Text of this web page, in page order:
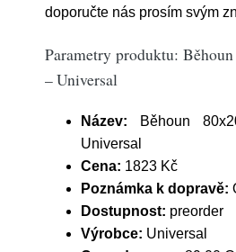
doporučte nás prosím svým
Parametry produktu:
– Universal
Název: Běhoun
Universal
Cena: 1823 Kč
Poznámka k dopravě:
Dostupnost: preorder
Výrobce: Universal